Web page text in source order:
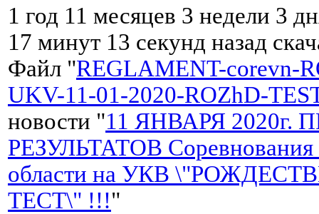
1 год 11 месяцев 3 недели 3
17 минут 13 секунд назад
Файл "REGLAMENT-corevn-
UKV-11-01-2020-ROZhD-
новости "11 ЯНВАРЯ 2020г.
РЕЗУЛЬТАТОВ Соревнования
области на УКВ
ТЕСТ\" !!!"